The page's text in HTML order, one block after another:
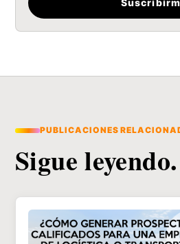
PUBLICACIONES
Sigue leyendo.